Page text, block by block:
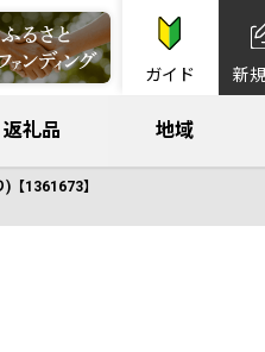
ガイド 新
返礼品 地域
【1361673】